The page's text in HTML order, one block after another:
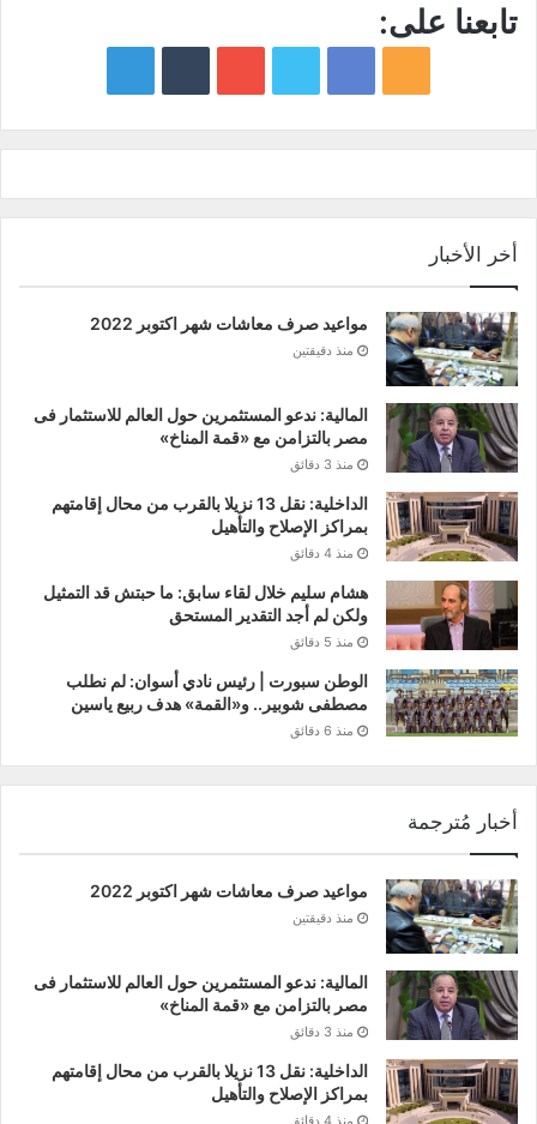
تابعنا على:
أخر الأخبار
مواعيد صرف معاشات شهر اكتوبر 2022
منذ دقيقتين
المالية: ندعو المستثمرين حول العالم للاستثمار فى
مصر بالتزامن مع «قمة المناخ»
منذ 3 دقائق
الداخلية: نقل 13 نزيلا بالقرب من محال إقامتهم
بمراكز الإصلاح والتأهيل
منذ 4 دقائق
هشام سليم خلال لقاء سابق: ما حبتش قد التمثيل
ولكن لم أجد التقدير المستحق
منذ 5 دقائق
الوطن سبورت | رئيس نادي أسوان: لم نطلب
مصطفى شوبير.. و«القمة» هدف ربيع ياسين
منذ 6 دقائق
أخبار مُترجمة
مواعيد صرف معاشات شهر اكتوبر 2022
منذ دقيقتين
المالية: ندعو المستثمرين حول العالم للاستثمار فى
مصر بالتزامن مع «قمة المناخ»
منذ 3 دقائق
الداخلية: نقل 13 نزيلا بالقرب من محال إقامتهم
بمراكز الإصلاح والتأهيل
منذ 4 دقائق